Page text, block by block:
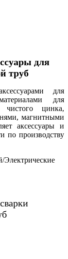
для
труб
для
для
чистого цинка,
магнитными
аксессуары и
по производству
Электрические